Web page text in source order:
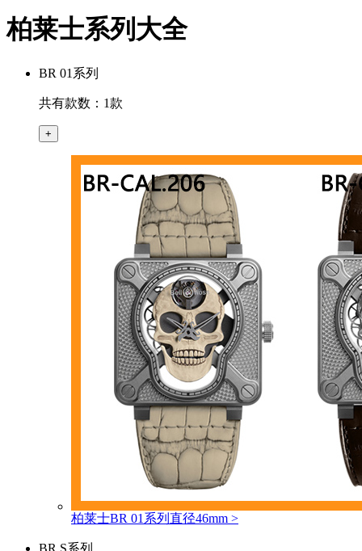
柏莱士系列大全
BR 01系列
共有款数：1款
+
柏莱士BR 01系列直径46mm >
BR S系列